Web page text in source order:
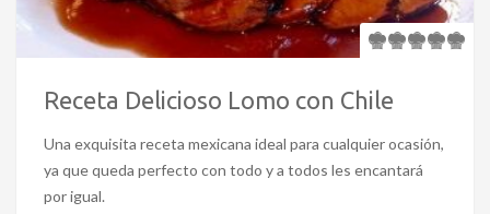
Receta Delicioso Lomo con Chile
Una exquisita receta mexicana ideal para cualquier ocasión,
ya que queda perfecto con todo y a todos les encantará
por igual.